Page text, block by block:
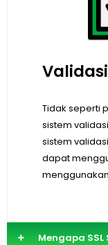
Tidak seperti
sistem
sistem
dapat
Mengapa